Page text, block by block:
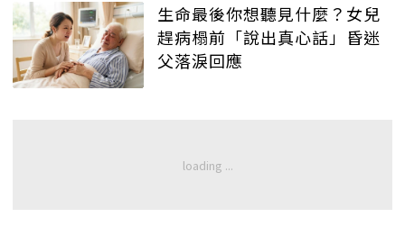
生命最後你想聽見什麼？女兒
趕病榻前「說出真心話」昏迷
父落淚回應